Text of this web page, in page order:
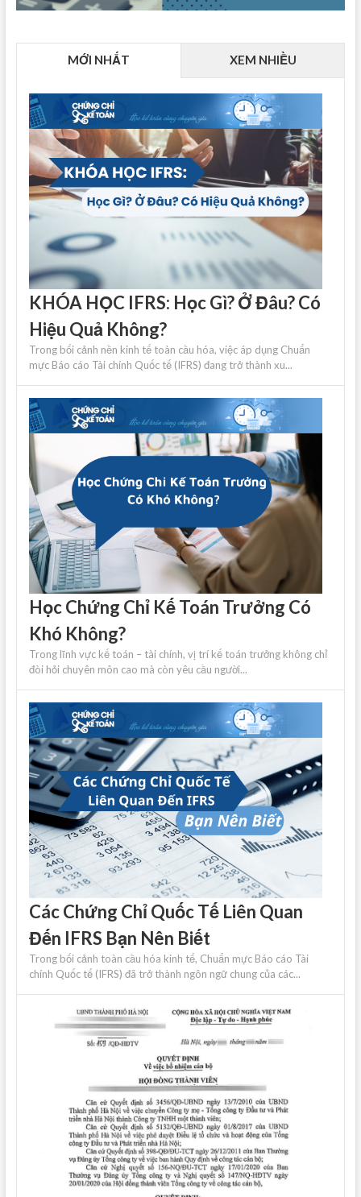
MỚI NHẤT XEM NHIỀU
KHÓA HỌC IFRS: Học Gì? Ở Đâu? Có
Hiệu Quả Không?
Trong bối cảnh nền kinh tế toàn cầu hóa, việc áp dụng Chuẩn
mực Báo cáo Tài chính Quốc tế (IFRS) đang trở thành xu...
Học Chứng Chỉ Kế Toán Trưởng Có
Khó Không?
Trong lĩnh vực kế toán – tài chính, vị trí kế toán trưởng không chỉ
đòi hỏi chuyên môn cao mà còn yêu cầu người...
Các Chứng Chỉ Quốc Tế Liên Quan
Đến IFRS Bạn Nên Biết
Trong bối cảnh toàn cầu hóa kinh tế, Chuẩn mực Báo cáo Tài
chính Quốc tế (IFRS) đã trở thành ngôn ngữ chung của các...